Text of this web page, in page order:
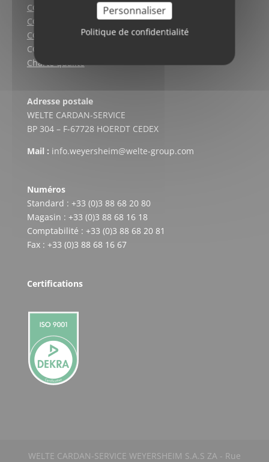
Personnaliser
Politique de confidentialité
CGV (Weyersheim)
CGV (Strasbourg)
CGV (Lyon)
CGV vente en ligne
Charte qualité
Adresse postale
WELTE CARDAN-SERVICE
BP 304 – F-67728 HOERDT CEDEX
Mail : info.weyersheim@welte-group.com
Numéros
Standard : +33 (0)3 88 68 20 80
Magasin : +33 (0)3 88 68 16 18
Comptabilité : +33 (0)3 88 68 20 81
Fax : +33 (0)3 88 68 16 67
Certifications
WELTE CARDAN-SERVICE WEYERSHEIM S.A.S ZA - Rue